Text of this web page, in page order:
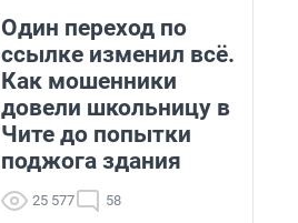
Один переход по
ссылке изменил всё.
Как мошенники
довели школьницу в
Чите до попытки
поджога здания
25 577 58